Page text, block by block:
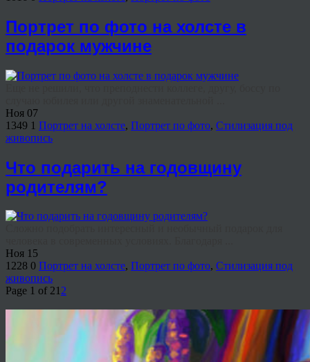
Портрет по фото на холсте в
подарок мужчине
Ноя 07
1349 1 Портрет на холсте, Портрет по фото, Стилизация под
живопись
Что подарить на годовщину
родителям?
Ноя 15
1228 0 Портрет на холсте, Портрет по фото, Стилизация под
живопись
Page 1 of 212